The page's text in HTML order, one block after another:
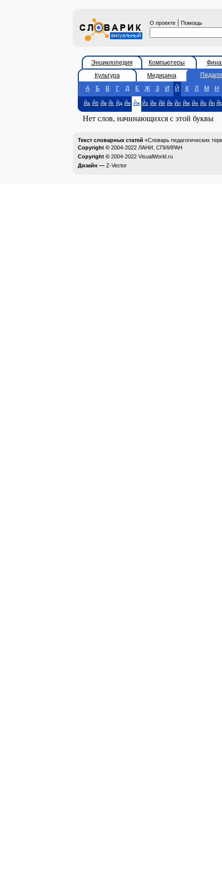
О проекте | Помощь
Энциклопедия Компьютеры
Культура
Медицина
А
Б В Г Д Е Ж З И Й К Л М Н
Йа Йб Йв Йг Йд Йе Йж Йз Йи Йй Йк Йл Йм Йн Йо Йп
Нет слов, начинающихся с этой буквы
Текст словарных статей «Словарь педагогических
Copyright © 2004-2022 ЛАНИ, СПИИРАН
Copyright © 2004-2022 VisualWorld.ru
Дизайн — Z-Vector